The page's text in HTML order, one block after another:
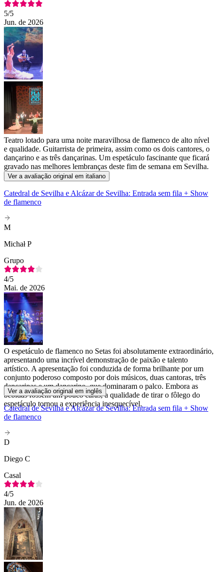
5/5
Jun. de 2026
Teatro lotado para uma noite maravilhosa de flamenco de alto nível
e qualidade. Guitarrista de primeira, assim como os dois cantores, o
dançarino e as três dançarinas. Um espetáculo fascinante que ficará
gravado nas melhores lembranças deste fim de semana em Sevilha.
Ver a avaliação original em italiano
Catedral de Sevilha e Alcázar de Sevilha: Entrada sem fila + Show
de flamenco
M
Michał P
Grupo
4/5
Mai. de 2026
O espetáculo de flamenco no Setas foi absolutamente extraordinário,
apresentando uma incrível demonstração de paixão e talento
artístico. A apresentação foi conduzida de forma brilhante por um
conjunto poderoso composto por dois músicos, duas cantoras, três
dançarinas e um dançarino, que dominaram o palco. Embora as
bebidas fossem um pouco caras, a qualidade de tirar o fôlego do
espetáculo tornou a experiência inesquecível.
Ver a avaliação original em inglês
Catedral de Sevilha e Alcázar de Sevilha: Entrada sem fila + Show
de flamenco
D
Diego C
Casal
4/5
Jun. de 2026